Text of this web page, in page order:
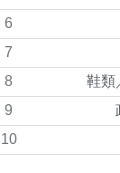
6
7
8
鞋類
9
10